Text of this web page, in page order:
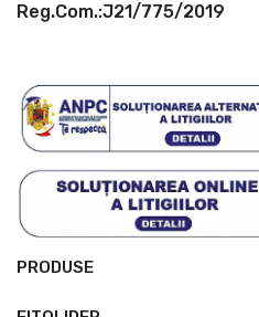
Reg.Com.:J21/775/2019
PRODUSE